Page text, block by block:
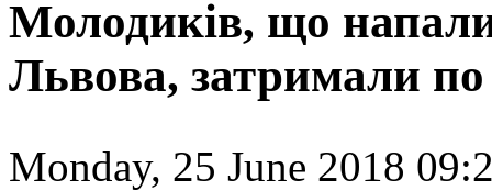
Молодиків, що
Львова, затримали
Monday, 25 June 2018